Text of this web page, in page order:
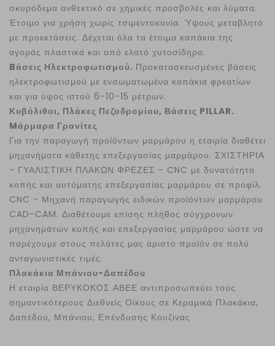
σκυρόδεμα ανθεκτικό σε χημικές προσβολές και λύματα.
Έτοιμο για χρήση χωρίς τσιμεντοκονία. Ύψους μεταβλητό
με προεκτάσεις. Δέχεται όλα τα έτοιμα καπάκια της
αγοράς πλαστικά και από ελατό χυτοσίδηρο.
Bάσεις Ηλεκτροφωτισμού. Προκατασκευσμένες βάσεις
ηλεκτροφωτισμού με ενσωματωμένα καπάκια φρεατίων
και για ύψος ιστού 6-10-15 μέτρων.
Κυβόλιθοι, Πλάκες Πεζοδρομίου, Βάσεις PILLAR.
Mάρμαρα Γρανίτες
Για την παραγωγή προίόντων μαρμάρου η εταιρία διαθέτει
μηχανήματα κάθετης επεξεργασίας μαρμάρου. ΣΧΙΣΤΗΡΙΑ
- ΓΥΑΛΙΣΤΙΚΗ ΠΛΑΚΩΝ ΦΡΕΖΕΣ - CNC με δυνατότητα
κοπής και αυτόματης επεξεργασίας μαρμάρου σε προφίλ.
CNC - Μηχανή παραγωγής ειδικών προϊόντων μαρμάρου
CAD-CAM. Διαθέτουμε επίσης πλήθος σύγχρονων
μηχανημάτων κοπής και επεξεργασίας μαρμάρου ώστε να
παρέχουμε στους πελάτες μας άριστο προϊόν σε πολύ
ανταγωνιστικές τιμές.
Πλακάκια Μπάνιου-Δαπέδου
Η εταιρία ΒΕΡΥΚΟΚΟΣ ΑΒΕΕ αντιπροσωπεύει τούς
σημαντικότερους Διεθνείς Οίκους σε Κεραμικά Πλακάκια,
Δαπέδου, Μπάνιου, Επένδυσης Κουζίνας